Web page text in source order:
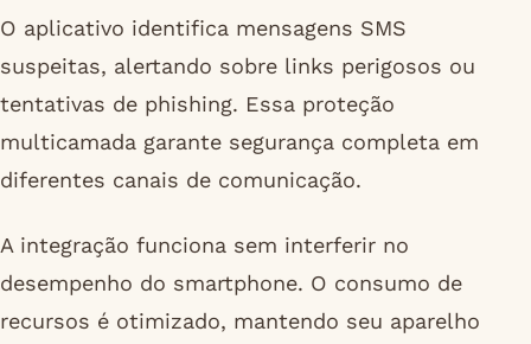
O aplicativo identifica mensagens SMS
suspeitas, alertando sobre links perigosos ou
tentativas de phishing. Essa proteção
multicamada garante segurança completa em
diferentes canais de comunicação.
A integração funciona sem interferir no
desempenho do smartphone. O consumo de
recursos é otimizado, mantendo seu aparelho